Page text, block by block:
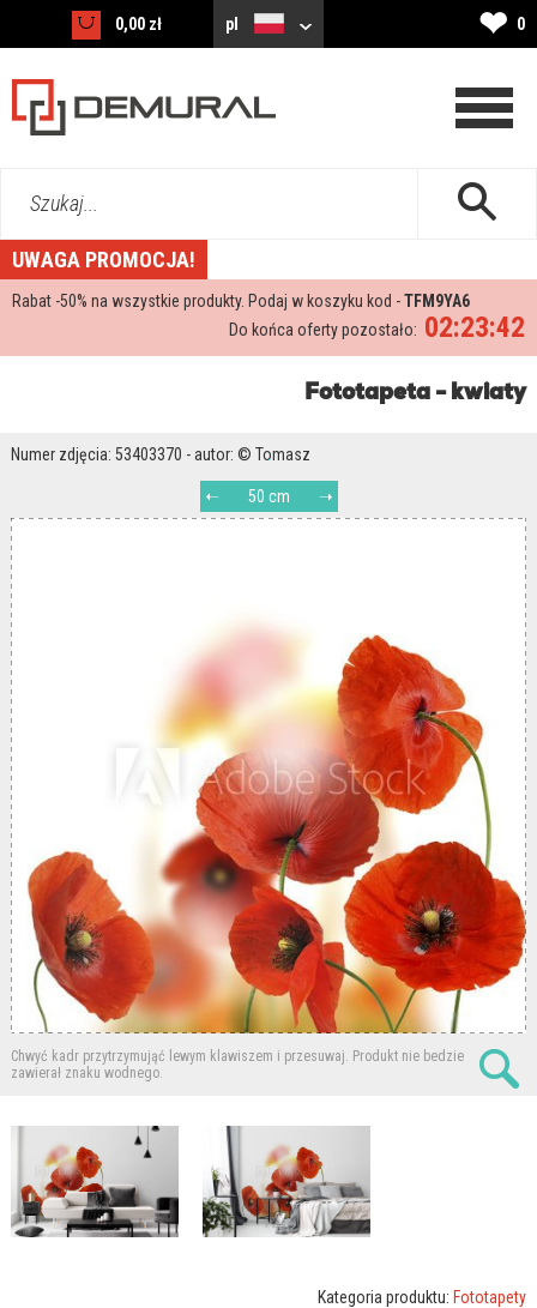
0,00 zł pl ❤ 0
Szukaj...
UWAGA PROMOCJA!
Rabat -50% na wszystkie produkty. Podaj w koszyku kod -TFM9YA6
02:23:41
Do końca oferty pozostało:
Fototapeta - kwiaty
Numer zdjęcia: 53403370 - autor: © Tomasz
50 cm
Chwyć kadr przytrzymująć lewym klawiszem i przesuwaj. Produkt nie bedzie
zawierał znaku wodnego.
Kategoria produktu: Fototapety